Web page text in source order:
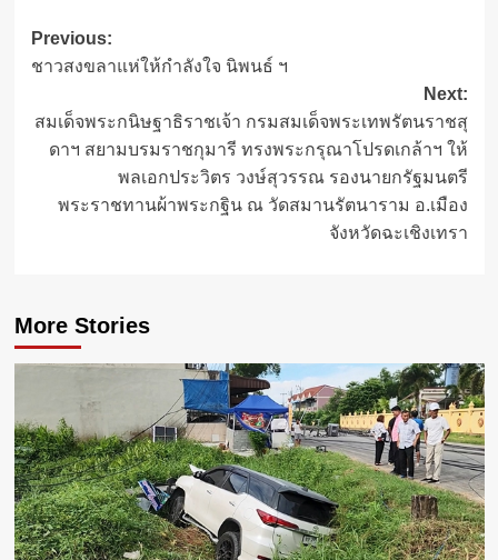
Post
navigation
Previous:
ชาวสงขลาแห่ให้กำลังใจ นิพนธ์ ฯ
Next:
สมเด็จพระกนิษฐาธิราชเจ้า กรมสมเด็จพระเทพรัตนราชสุ
ดาฯ สยามบรมราชกุมารี ทรงพระกรุณาโปรดเกล้าฯ ให้
พลเอกประวิตร วงษ์สุวรรณ รองนายกรัฐมนตรี
พระราชทานผ้าพระกฐิน ณ วัดสมานรัตนาราม อ.เมือง
จังหวัดฉะเชิงเทรา
More Stories